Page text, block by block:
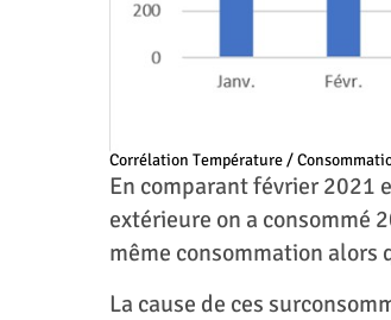
Corrélation Température /
En comparant février 2021
extérieure on a consommé
même consommation alors
La cause de ces